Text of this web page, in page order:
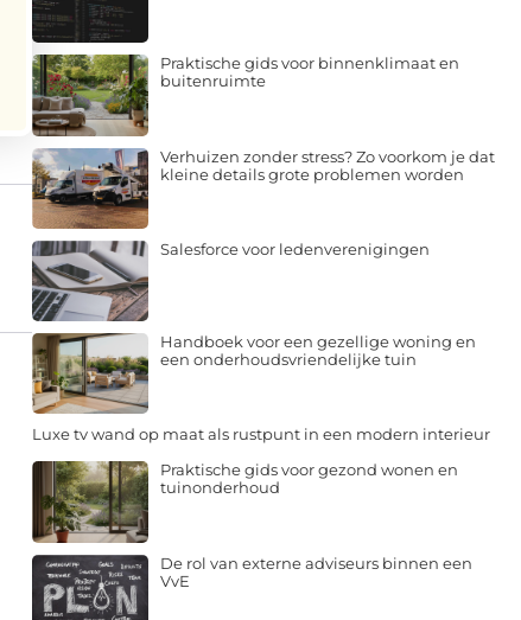
Praktische gids voor binnenklimaat en
buitenruimte
Verhuizen zonder stress? Zo voorkom je dat
kleine details grote problemen worden
Salesforce voor ledenverenigingen
Handboek voor een gezellige woning en
een onderhoudsvriendelijke tuin
Luxe tv wand op maat als rustpunt in een modern interieur
Praktische gids voor gezond wonen en
tuinonderhoud
De rol van externe adviseurs binnen een
VvE